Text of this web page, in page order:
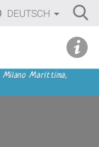
DEUTSCH
Marittima,